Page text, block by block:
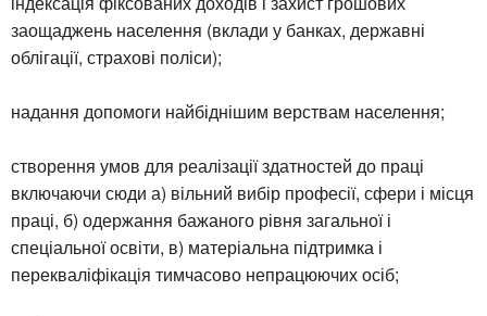
заощаджень населення (вклади у банках, державні
облігації, страхові поліси);
надання допомоги найбіднішим верствам населення;
створення умов для реалізації здатностей до праці
включаючи сюди а) вільний вибір професії, сфери і місця
праці, б) одержання бажаного рівня загальної і
спеціальної освіти, в) матеріальна підтримка і
перекваліфікація тимчасово непрацюючих осіб;